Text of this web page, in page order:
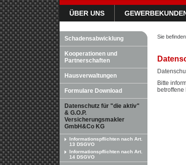
ÜBER UNS
Schadensabwicklung
Kooperationen und
Partnerschaften
Hausverwaltungen
Formulare Download
Datenschutz für "die aktiv"
& G.O.P.
Versicherungsmakler
GmbH&Co KG
Informationspflichten nach Art.
13 DSGVO
Informationspflichten nach Art.
14 DSGVO
Sie
Bitte